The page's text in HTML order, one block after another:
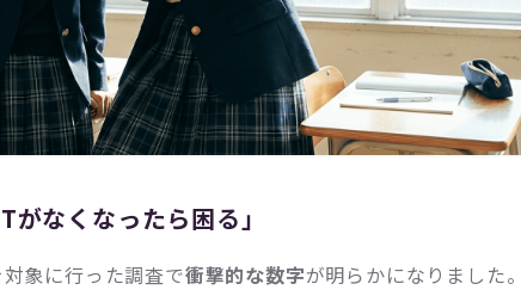
なくなったら困る」
象に行った調査で衝撃的な数字が明らかになりました。